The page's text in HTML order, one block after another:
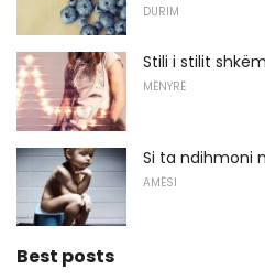
DURIM
Stili i stilit
MËNYRË
Si ta ndihmoni
AMËSI
Best posts